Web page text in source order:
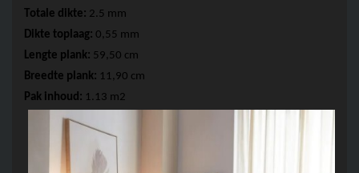
Totale dikte: 2.5 mm
Dikte toplaag: 0,55 mm
Lengte plank: 59,50 cm
Breedte plank: 11,90 cm
Pak inhoud: 1.13 m2